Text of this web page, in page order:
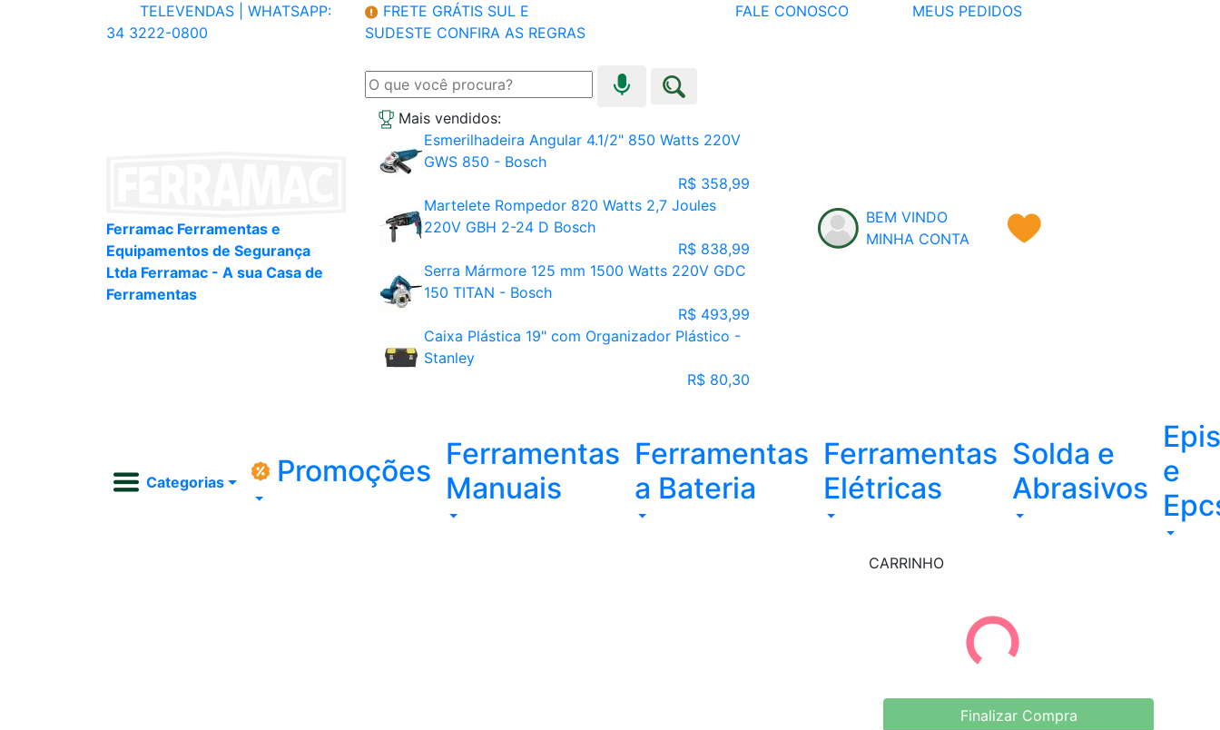
TELEVENDAS |
WHATSAPP:
34 3222-0800
FRETE GRÁTIS SUL E
SUDESTE CONFIRA AS REGRAS
FALE CONOSCO MEUS PEDIDOS
Ferramac Ferramentas e
Equipamentos de Segurança
Ltda Ferramac - A sua Casa de
Ferramentas
Mais vendidos:
Esmerilhadeira Angular 4.1/2" 850 Watts 220V
GWS 850 - Bosch
R$ 358,99
Martelete Rompedor 820 Watts 2,7 Joules
220V GBH 2-24 D Bosch
R$ 838,99
Serra Mármore 125 mm 1500 Watts 220V GDC
150 TITAN - Bosch
R$ 493,99
Caixa Plástica 19" com Organizador Plástico -
Stanley
R$ 80,30
BEM VINDO
MINHA CONTA
Categorias Promoções Ferramentas
Manuais
Ferramentas
a Bateria
Ferramentas
Elétricas
Solda e
Abrasivos
Epis
e
CARRINHO
Finalizar Compra